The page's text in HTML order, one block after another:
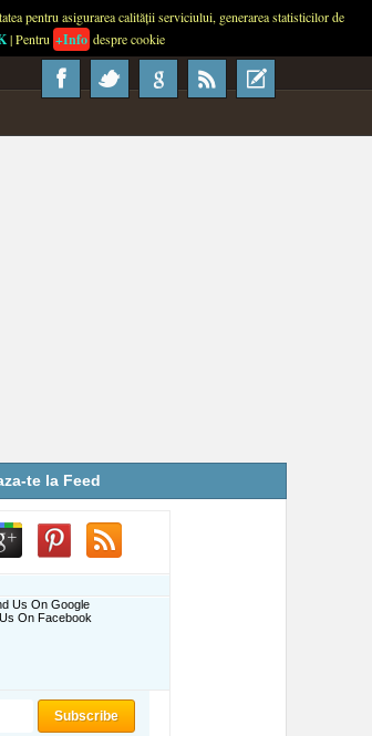
About Contact Advertise Usage
te la Feed
Us On Google
On Facebook
pentru asigurarea calității serviciului, generarea statisticilor de
| Pentru +Info despre cookie